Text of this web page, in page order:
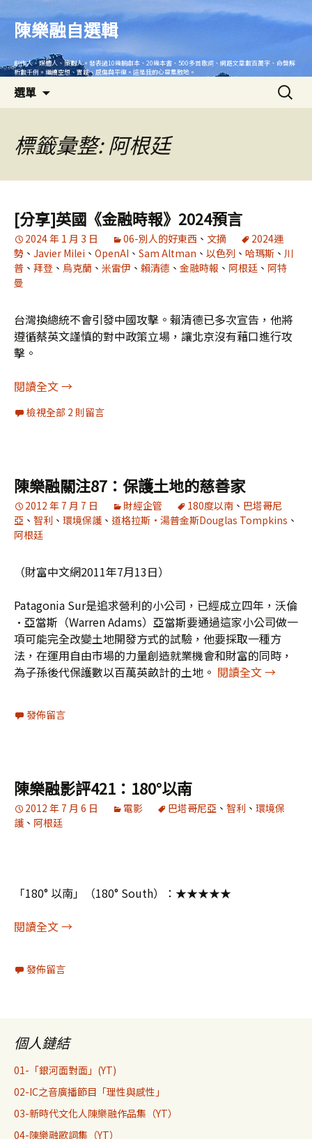
內
陳樂融自選輯
創作人、媒體人、策劃人。發表過10幾齣劇本、20幾本書、500多首歌詞、網路文章數百萬字、命盤解
析數千例。繼續空想、實踐、感傷與平復。這是我的心靈集散地。
選單
搜
尋
標籤彙整: 阿根廷
[分享]英國《金融時報》2024預言
2024 年 1 月 3 日 06-別人的好東西 、 文摘
2024運
勢 、 Javier Milei 、 OpenAI 、 Sam Altman 、 以色列 、 哈瑪斯 、 川
普 、 拜登 、 烏克蘭 、 米雷伊 、 賴清德 、 金融時報 、 阿根廷 、 阿特
曼
台灣換總統不會引發中國攻擊。賴清德已多次宣告，他將
遵循蔡英文謹慎的對中政策立場，讓北京沒有藉口進行攻
擊。
閱讀全文[分享]英國《金融時報》2024預言
→
檢視全部 2 則留言
陳樂融關注87：保護土地的慈善家
2012 年 7 月 7 日 財經企管 180度以南 、 巴塔哥尼
亞 、 智利 、 環境保護 、 道格拉斯•湯普金斯Douglas Tompkins 、
阿根廷
（財富中文網2011年7月13日）
Patagonia Sur是追求營利的小公司，已經成立四年，沃倫
•亞當斯（Warren Adams）亞當斯要通過這家小公司做一
項可能完全改變土地開發方式的試驗，他要採取一種方
法，在運用自由市場的力量創造就業機會和財富的同時，
為子孫後代保護數以百萬英畝計的土地。 閱讀全文陳樂融
→
發佈留言
陳樂融影評421：180°以南
2012 年 7 月 6 日 電影 巴塔哥尼亞 、 智利 、 環境保
護 、 阿根廷
「180° 以南」（180° South）：★★★★★
閱讀全文陳樂融影評421：180°以南
→
發佈留言
個人鏈結
01-「銀河面對面」(YT)
02-IC之音廣播節目「理性與感性」
03-新時代文化人陳樂融作品集（YT）
04-陳樂融歌詞集（YT）